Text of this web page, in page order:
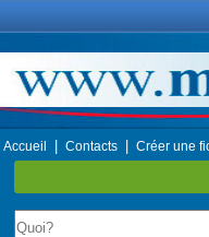
Accueil Contacts Créer une